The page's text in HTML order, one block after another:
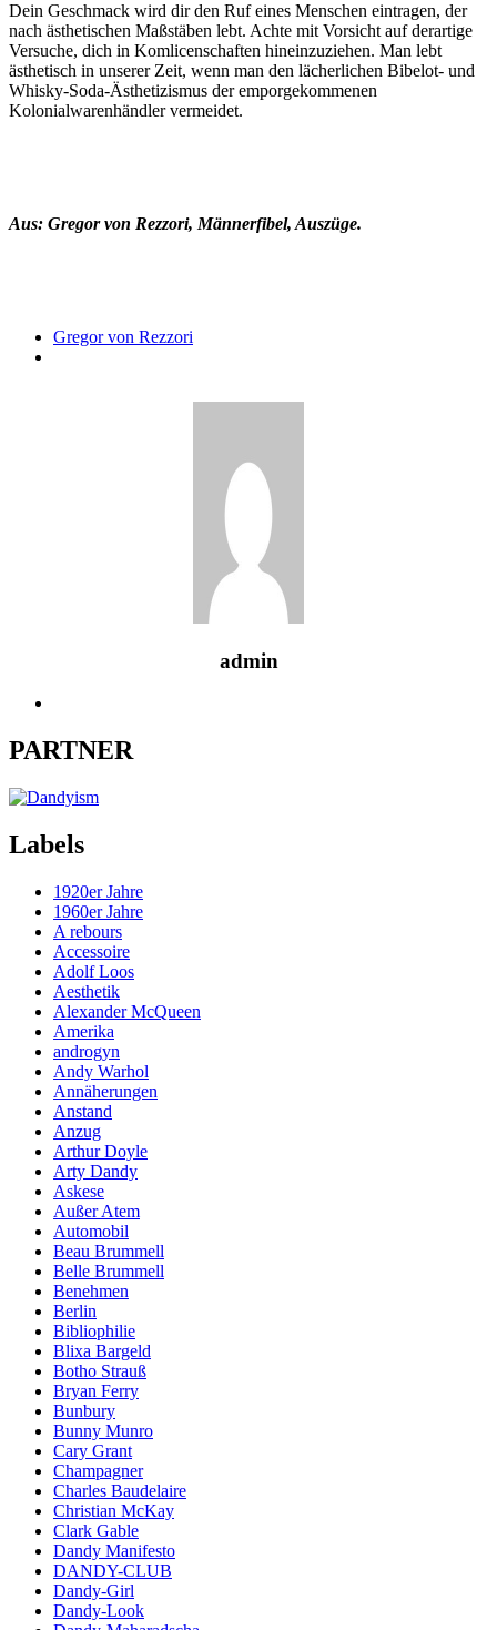
Dein Geschmack wird dir den Ruf eines Menschen eintragen, der
nach ästhetischen Maßstäben lebt. Achte mit Vorsicht auf derartige
Versuche, dich in Komlicenschaften hineinzuziehen. Man lebt
ästhetisch in unserer Zeit, wenn man den lächerlichen Bibelot- und
Whisky-Soda-Ästhetizismus der emporgekommenen
Kolonialwarenhändler vermeidet.
Aus: Gregor von Rezzori, Männerfibel, Auszüge.
Gregor von Rezzori
admin
PARTNER
Labels
1920er Jahre
1960er Jahre
A rebours
Accessoire
Adolf Loos
Aesthetik
Alexander McQueen
Amerika
androgyn
Andy Warhol
Annäherungen
Anstand
Anzug
Arthur Doyle
Arty Dandy
Askese
Außer Atem
Automobil
Beau Brummell
Belle Brummell
Benehmen
Berlin
Bibliophilie
Blixa Bargeld
Botho Strauß
Bryan Ferry
Bunbury
Bunny Munro
Cary Grant
Champagner
Charles Baudelaire
Christian McKay
Clark Gable
Dandy Manifesto
DANDY-CLUB
Dandy-Girl
Dandy-Look